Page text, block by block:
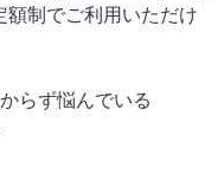
制でご利用いただけ
らず悩んでいる